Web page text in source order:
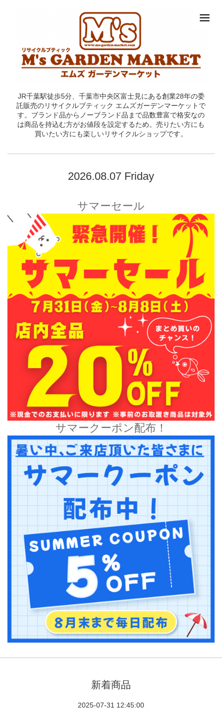
JR千葉駅徒歩5分、千葉市中央区富士見にある創業28年の委
託販売のリサイクルブティック エムズガーデンマーケットで
す。ブランド品からノーブランド品まで品数豊富で格安なの
は商品を持込む方がお値段を設定するため。売りたい方にも
買いたい方にも楽しいリサイクルショップです。
2026.08.07 Friday
サマーセール
サマークーポン配布！
新着商品
2025-07-31 12:45:00